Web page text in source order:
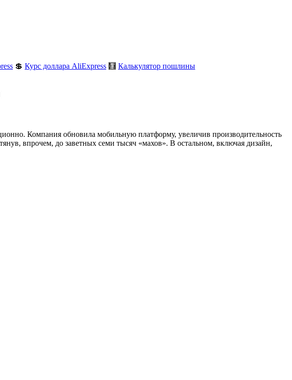
💲 Курс доллара AliExpress 🧮 Калькулятор пошлины
Компания обновила мобильную платформу, увеличив производительность
впрочем, до заветных семи тысяч «махов». В остальном, включая дизайн,